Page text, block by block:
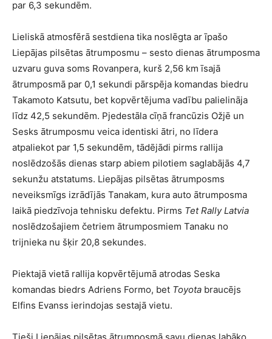
par 6,3 sekundēm.
Lieliskā atmosfērā sestdiena tika noslēgta ar īpašo
Liepājas pilsētas ātrumposmu – sesto dienas ātrumposma
uzvaru guva soms Rovanpera, kurš 2,56 km īsajā
ātrumposmā par 0,1 sekundi pārspēja komandas biedru
Takamoto Katsutu, bet kopvērtējuma vadību palielināja
līdz 42,5 sekundēm. Pjedestāla cīņā francūzis Ožjē un
Sesks ātrumposmu veica identiski ātri, no līdera
atpaliekot par 1,5 sekundēm, tādējādi pirms rallija
noslēdzošās dienas starp abiem pilotiem saglabājās 4,7
sekunžu atstatums. Liepājas pilsētas ātrumposms
neveiksmīgs izrādījās Tanakam, kura auto ātrumposma
laikā piedzīvoja tehnisku defektu. Pirms Tet Rally Latvia
noslēdzošajiem četriem ātrumposmiem Tanaku no
trijnieka nu šķir 20,8 sekundes.
Piektajā vietā rallija kopvērtējumā atrodas Seska
komandas biedrs Adriens Formo, bet Toyota braucējs
Elfins Evanss ierindojas sestajā vietu.
Tieši Liepājas pilsētas ātrumposmā savu dienas labāko